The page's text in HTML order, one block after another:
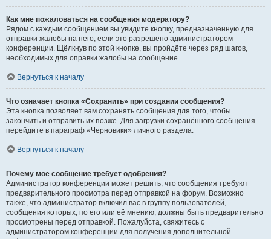
Как мне пожаловаться на сообщения модератору?
Рядом с каждым сообщением вы увидите кнопку, предназначенную для
отправки жалобы на него, если это разрешено администратором
конференции. Щёлкнув по этой кнопке, вы пройдёте через ряд шагов,
необходимых для оправки жалобы на сообщение.
Вернуться к началу
Что означает кнопка «Сохранить» при создании сообщения?
Эта кнопка позволяет вам сохранять сообщения для того, чтобы
закончить и отправить их позже. Для загрузки сохранённого сообщения
перейдите в параграф «Черновики» личного раздела.
Вернуться к началу
Почему моё сообщение требует одобрения?
Администратор конференции может решить, что сообщения требуют
предварительного просмотра перед отправкой на форум. Возможно
также, что администратор включил вас в группу пользователей,
сообщения которых, по его или её мнению, должны быть предварительно
просмотрены перед отправкой. Пожалуйста, свяжитесь с
администратором конференции для получения дополнительной